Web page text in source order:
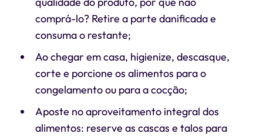
comprá-lo? Retire a parte danificada e
consuma o restante;
Ao chegar em casa, higienize, descasque,
corte e porcione os alimentos para o
congelamento ou para a cocção;
Aposte no aproveitamento integral dos
alimentos: reserve as cascas e talos para